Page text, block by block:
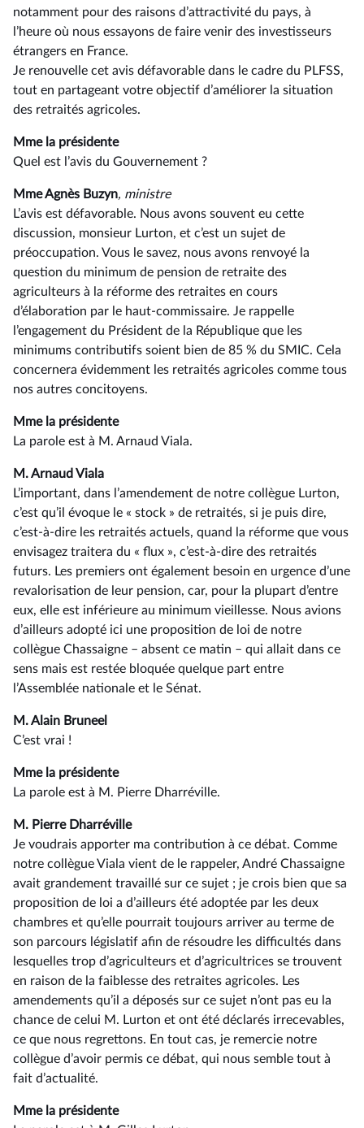
notamment pour des raisons d’attractivité du pays, à
l’heure où nous essayons de faire venir des investisseurs
étrangers en France.
Je renouvelle cet avis défavorable dans le cadre du PLFSS,
tout en partageant votre objectif d’améliorer la situation
des retraités agricoles.
Mme la présidente
Quel est l’avis du Gouvernement ?
Mme Agnès Buzyn, ministre
L’avis est défavorable. Nous avons souvent eu cette
discussion, monsieur Lurton, et c’est un sujet de
préoccupation. Vous le savez, nous avons renvoyé la
question du minimum de pension de retraite des
agriculteurs à la réforme des retraites en cours
d’élaboration par le haut-commissaire. Je rappelle
l’engagement du Président de la République que les
minimums contributifs soient bien de 85 % du SMIC. Cela
concernera évidemment les retraités agricoles comme tous
nos autres concitoyens.
Mme la présidente
La parole est à M. Arnaud Viala.
M. Arnaud Viala
L’important, dans l’amendement de notre collègue Lurton,
c’est qu’il évoque le « stock » de retraités, si je puis dire,
c’est-à-dire les retraités actuels, quand la réforme que vous
envisagez traitera du « flux », c’est-à-dire des retraités
futurs. Les premiers ont également besoin en urgence d’une
revalorisation de leur pension, car, pour la plupart d’entre
eux, elle est inférieure au minimum vieillesse. Nous avions
d’ailleurs adopté ici une proposition de loi de notre
collègue Chassaigne –⁠ absent ce matin – qui allait dans ce
sens mais est restée bloquée quelque part entre
l’Assemblée nationale et le Sénat.
M. Alain Bruneel
C’est vrai !
Mme la présidente
La parole est à M. Pierre Dharréville.
M. Pierre Dharréville
Je voudrais apporter ma contribution à ce débat. Comme
notre collègue Viala vient de le rappeler, André Chassaigne
avait grandement travaillé sur ce sujet ; je crois bien que sa
proposition de loi a d’ailleurs été adoptée par les deux
chambres et qu’elle pourrait toujours arriver au terme de
son parcours législatif afin de résoudre les difficultés dans
lesquelles trop d’agriculteurs et d’agricultrices se trouvent
en raison de la faiblesse des retraites agricoles. Les
amendements qu’il a déposés sur ce sujet n’ont pas eu la
chance de celui M. Lurton et ont été déclarés irrecevables,
ce que nous regrettons. En tout cas, je remercie notre
collègue d’avoir permis ce débat, qui nous semble tout à
fait d’actualité.
Mme la présidente